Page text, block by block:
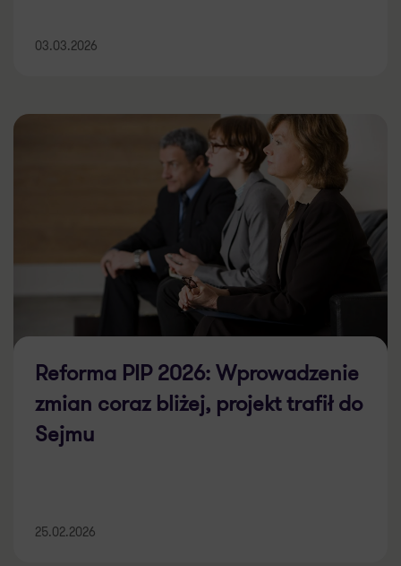
03.03.2026
Reforma PIP 2026: Wprowadzenie
zmian coraz bliżej, projekt trafił do
Sejmu
25.02.2026